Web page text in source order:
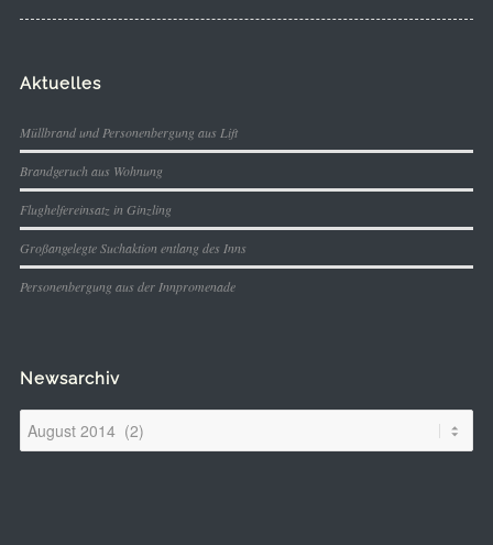
Aktuelles
Müllbrand und Personenbergung aus Lift
Brandgeruch aus Wohnung
Flughelfereinsatz in Ginzling
Großangelegte Suchaktion entlang des Inns
Personenbergung aus der Innpromenade
Newsarchiv